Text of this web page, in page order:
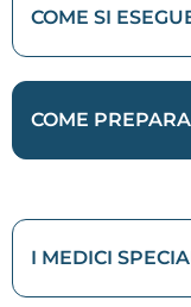
COME SI
COME
I MEDICI